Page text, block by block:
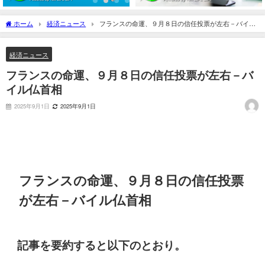
ホーム 経済ニュース
フランスの命運、９月８日の信任投票が左右－バイル
仏首相
経済ニュース
フランスの命運、９月８日の信任投票が左右－バ
イル仏首相
2025年9月1日 2025年9月1日
フランスの命運、９月８日の信任投票
が左右－バイル仏首相
記事を要約すると以下のとおり。